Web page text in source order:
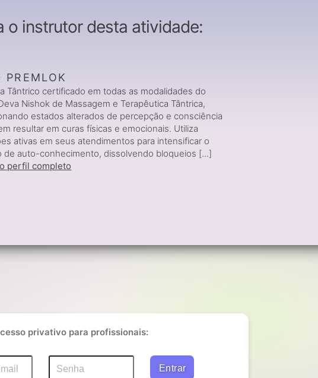
o instrutor desta atividade:
PREMLOK
Tântrico certificado em todas as modalidades do
Nishok de Massagem e Terapêutica Tântrica,
estados alterados de percepção e consciência
resultar em curas físicas e emocionais. Utiliza
ativas em seus atendimentos para intensificar o
de auto-conhecimento, dissolvendo bloqueios [...]
perfil completo
privativo para profissionais: